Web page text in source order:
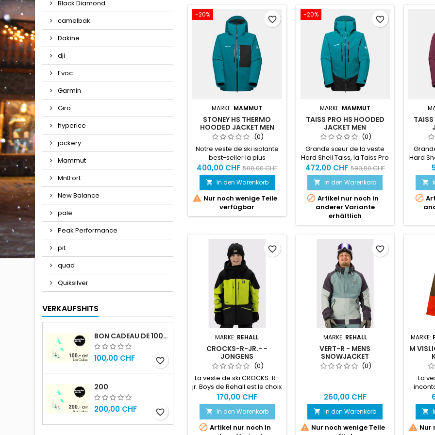
Black Diamond
camelbak
Dakine
dji
Evoc
Garmin
Giro
hyperice
jackery
Mammut
MntFort
New Balance
pale
Peak Performance
pit
quad
Quiksilver
VERKAUFSHITS
BON CADEAU DE 100.- CHF
100,00 CHF favorite_border
200
200,00 CHF favorite_border
-20%
MARKE: MAMMUT
STONEY HS THERMO
HOODED JACKET MEN
(0)
Notre veste de ski isolante
best-seller la plus
polyvalente est désormais
aussi la plus
écoresponsable.
400,00 CHF 500,00 CHF
 In den Warenkorb
 Nur noch wenige Teile
verfügbar
favorite_border
-20%
MARKE: MAMMUT
TAISS PRO HS HOODED
JACKET MEN
(0)
Grande sœur de la veste
Hard Shell Taiss, la Taiss Pro
Hooded Jacket est notre
veste Hard Shell robuste,
durable et
ultrafonctionnelle, capable
de relever tous les défis
qu’elle pourra rencontrer
en montagne : des
ascensions sur parois
aux descentes dans de
longs ravins abrupts.
472,00 CHF 590,00 CHF
 In den Warenkorb
 Artikel nur noch in
anderer Variante
erhältlich
favorite_border
Hard
veste
de
aux


MARKE: REHALL
CROCKS-R-JR.- -
JONGENS
WINTERSPORTJAS
(0)
La veste de ski CROCKS-R-
jr. Boys de Rehall est le choix
idéal pour les jeunes
aventuriers prêts à affronter
les montagnes en hiver.
Cette veste de sports
d'hiver est conçue pour
170,00 CHF
 In den Warenkorb
 Artikel nur noch in
favorite_border
MARKE: REHALL
VERT-R - MENS
SNOWJACKET
(0)
260,00 CHF
 In den Warenkorb
 Nur noch wenige Teile
favorite_border
MARKE:
M
La
au

 Nur